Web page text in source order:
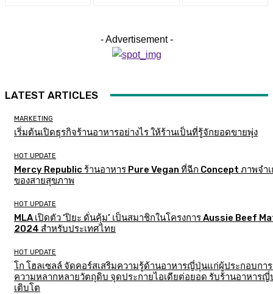
- Advertisement -
LATEST ARTICLES
MARKETING
เริ่มต้นเปิดธุรกิจร้านอาหารอย่างไร ให้ร้านเป็นที่รู้จักยอดขายพุ่ง
HOT UPDATE
Mercy Republic ร้านอาหาร Pure Vegan ที่ฉีก Concept ภาพจำเ
ของสายสุขภาพ
HOT UPDATE
MLA เปิดตัว ‘ปิยะ ดั่นคุ้ม’ เป็นสมาชิกในโครงการ Aussie Beef
2024 สำหรับประเทศไทย
HOT UPDATE
โก โฮลเซลล์ จัดคอร์สเสริมความรู้ด้านอาหารญี่ปุ่นแก่ผู้ประกอบกา
ความหลากหลายวัตถุดิบ จุดประกายไอเดียต่อยอด รับร้านอาหาร
เติบโต